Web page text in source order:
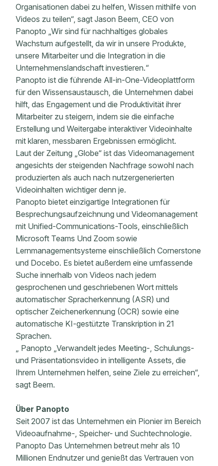
Organisationen dabei zu helfen, Wissen mithilfe von
Videos zu teilen“, sagt Jason Beem, CEO von
Panopto „Wir sind für nachhaltiges globales
Wachstum aufgestellt, da wir in unsere Produkte,
unsere Mitarbeiter und die Integration in die
Unternehmenslandschaft investieren.“
Panopto ist die führende All-in-One-Videoplattform
für den Wissensaustausch, die Unternehmen dabei
hilft, das Engagement und die Produktivität ihrer
Mitarbeiter zu steigern, indem sie die einfache
Erstellung und Weitergabe interaktiver Videoinhalte
mit klaren, messbaren Ergebnissen ermöglicht.
Laut der Zeitung „Globe“ ist das Videomanagement
angesichts der steigenden Nachfrage sowohl nach
produzierten als auch nach nutzergenerierten
Videoinhalten wichtiger denn je.
Panopto bietet einzigartige Integrationen für
Besprechungsaufzeichnung und Videomanagement
mit Unified-Communications-Tools, einschließlich
Microsoft Teams Und Zoom sowie
Lernmanagementsysteme einschließlich Cornerstone
und Docebo. Es bietet außerdem eine umfassende
Suche innerhalb von Videos nach jedem
gesprochenen und geschriebenen Wort mittels
automatischer Spracherkennung (ASR) und
optischer Zeichenerkennung (OCR) sowie eine
automatische KI-gestützte Transkription in 21
Sprachen.
„ Panopto „Verwandelt jedes Meeting-, Schulungs-
und Präsentationsvideo in intelligente Assets, die
Ihrem Unternehmen helfen, seine Ziele zu erreichen“,
sagt Beem.
Über Panopto
Seit 2007 ist das Unternehmen ein Pionier im Bereich
Videoaufnahme-, Speicher- und Suchtechnologie.
Panopto Das Unternehmen betreut mehr als 10
Millionen Endnutzer und genießt das Vertrauen von